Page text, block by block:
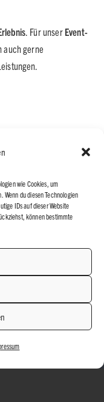
wie Cookies, um
du diesen Technologien
IDs auf dieser Website
können bestimmte
. Für unserEvent-
auch gerne